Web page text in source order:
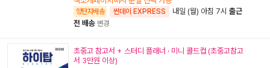
양탄자배송 썬데이 EXPRESS 내일 (월) 아침 7시 출근
전 배송 변경
초중고 참고서 + 스터디 플래너 · 미니 콜드컵 (초중고참고
서 3만원 이상)